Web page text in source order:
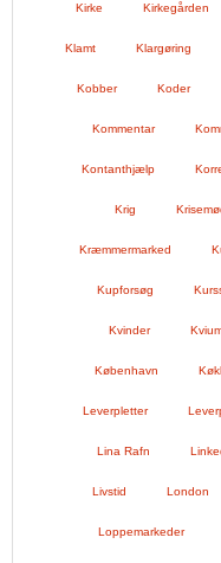
Kirke Kirkegården
Klamt Klargøring
Kobber Koder
Kommentar
Kontanthjælp
Krig
Kræmmermarked
Kupforsøg
Kvinder
København
Leverpletter
Lina Rafn
Livstid London
Loppemarkeder